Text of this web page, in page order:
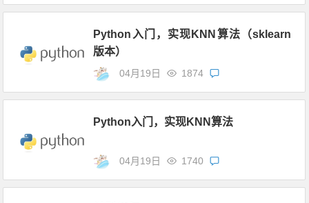
Python入门，实现KNN算法（sklearn
版本）
04月19日 1874
Python入门，实现KNN算法
04月19日 1740